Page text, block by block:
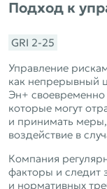
Подход к
GRI 2‑25
Управление
как непрерывный
Эн+ своевременно
которые могут
и принимать
воздействие в
Компания
факторы и следит
и нормативных